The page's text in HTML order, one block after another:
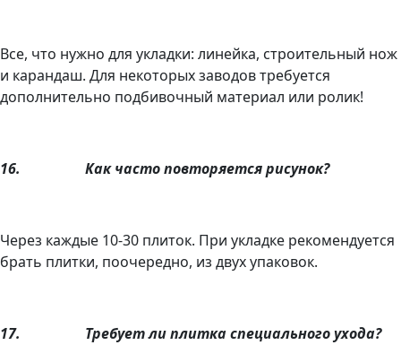
Все, что нужно для укладки: линейка, строительный нож
и карандаш. Для некоторых заводов требуется
дополнительно подбивочный материал или ролик!
16. Как часто повторяется рисунок?
Через каждые 10-30 плиток. При укладке рекомендуется
брать плитки, поочередно, из двух упаковок.
17. Требует ли плитка специального ухода?